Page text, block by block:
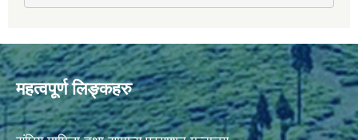
महत्वपूर्ण लिङ्कहरु